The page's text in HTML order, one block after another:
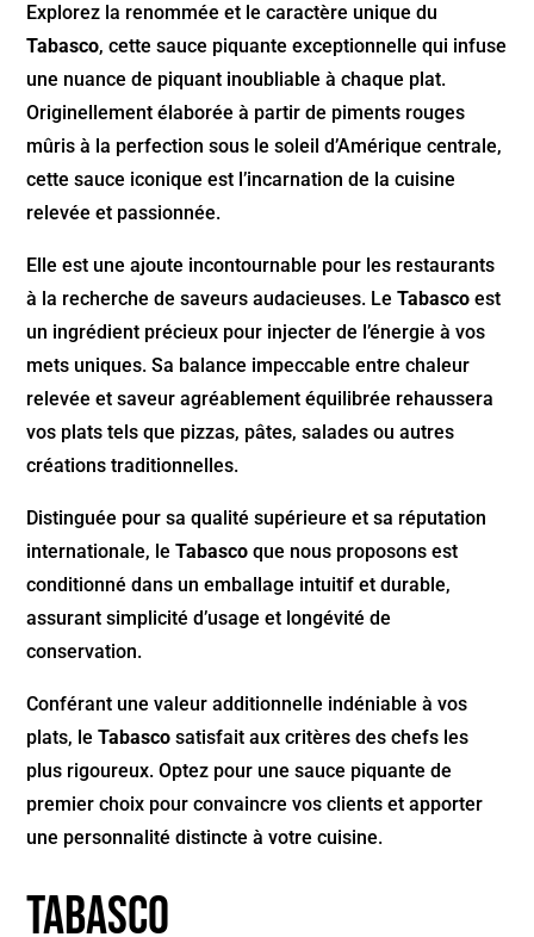
Explorez la renommée et le caractère unique du
Tabasco, cette sauce piquante exceptionnelle qui infuse
une nuance de piquant inoubliable à chaque plat.
Originellement élaborée à partir de piments rouges
mûris à la perfection sous le soleil d’Amérique centrale,
cette sauce iconique est l’incarnation de la cuisine
relevée et passionnée.
Elle est une ajoute incontournable pour les restaurants
à la recherche de saveurs audacieuses. LeTabasco est
un ingrédient précieux pour injecter de l’énergie à vos
mets uniques. Sa balance impeccable entre chaleur
relevée et saveur agréablement équilibrée rehaussera
vos plats tels que pizzas, pâtes, salades ou autres
créations traditionnelles.
Distinguée pour sa qualité supérieure et sa réputation
internationale, leTabasco que nous proposons est
conditionné dans un emballage intuitif et durable,
assurant simplicité d’usage et longévité de
conservation.
Conférant une valeur additionnelle indéniable à vos
plats, leTabasco satisfait aux critères des chefs les
plus rigoureux. Optez pour une sauce piquante de
premier choix pour convaincre vos clients et apporter
une personnalité distincte à votre cuisine.
Tabasco